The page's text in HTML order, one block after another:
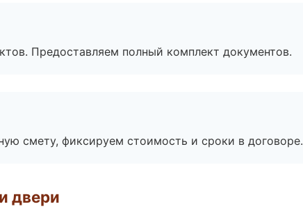
Предоставляем полный комплект документов.
смету, фиксируем стоимость и сроки в договоре.
двери